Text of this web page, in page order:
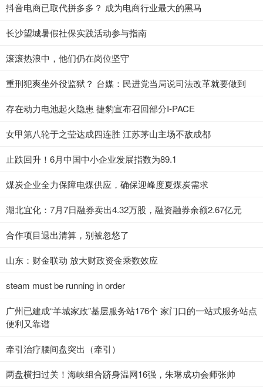
抖音电商已取代拼多多？ 成为电商行业最大的黑马
长沙望城暑假社保实践活动参与指南
滚滚热浪中，他们仍在岗位坚守
重刑犯爽坐外役监狱？ 台媒：民进党当局说司法改革就要做到
存在动力电池起火隐患 捷豹宣布召回部分I-PACE
女甲第八轮于之莹达成四连胜 江苏茅山主场不敌成都
止跌回升！6月中国中小企业发展指数为89.1
煤炭企业全力保障电煤供应，确保迎峰度夏煤炭需求
湖北宜化：7月7日融券卖出4.32万股，融资融券余额2.67亿元
合作项目退出清算，别被忽悠了
山东：财金联动 放大财政资金乘数效应
steam must be running in order
广州已建成“羊城家政”基层服务站176个 家门口的一站式服务站点
便利又靠谱
牵引治疗腰间盘突出（牵引）
两盘横扫过关！海峡组合跻身温网16强，朱琳成功会师张帅